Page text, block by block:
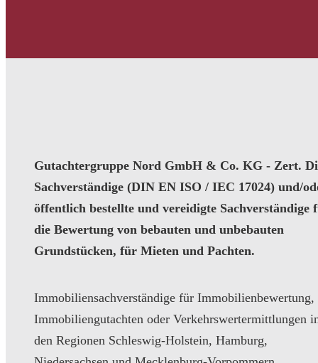
Gutachtergruppe Nord GmbH & Co. KG - Zert.
Sachverständige (DIN EN ISO / IEC 17024) und/
öffentlich bestellte und vereidigte Sachverständige
die Bewertung von bebauten und unbebauten
Grundstücken, für Mieten und Pachten.
Immobiliensachverständige für Immobilienbewertung,
Immobiliengutachten oder Verkehrswertermittlungen
den Regionen Schleswig-Holstein, Hamburg,